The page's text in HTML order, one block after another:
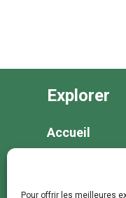
Pour offrir les meilleures
Explorer
Accueil